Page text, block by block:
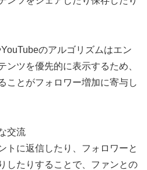
のアルゴリズムはエン
ンツを優先的に表示するため、
ことがフォロワー増加に寄与し
交流
トに返信したり、フォロワーと
したりすることで、ファンとの